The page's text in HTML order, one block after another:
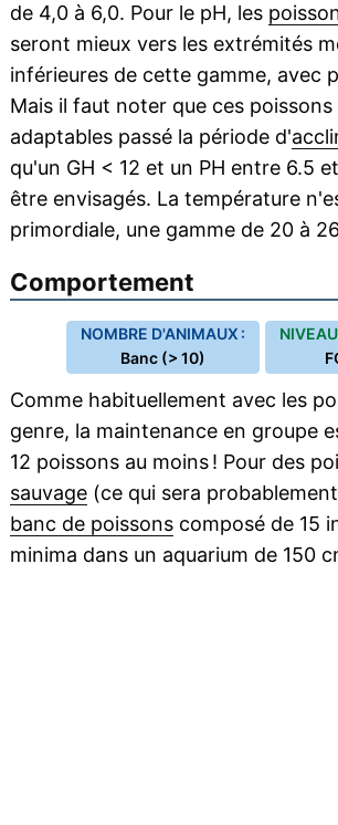
de 4,0 à 6,0. Pour le pH, les
seront mieux vers les extrémités
inférieures de cette gamme, avec
Mais il faut noter que ces
adaptables passé la période d'
qu'un GH < 12 et un PH entre 6.5
être envisagés. La température
primordiale, une gamme de 20 à
Comportement
NOMBRE D'ANIMAUX :
Banc (> 10)
Comme habituellement avec les
genre, la maintenance en groupe
12 poissons au moins ! Pour des
sauvage(ce qui sera
banc de poissonscomposé de 15
minima dans un aquarium de 150